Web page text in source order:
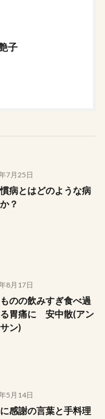
子
7月25日
病とはどのような病
？
8月17日
のの飲みすぎ食べ過
る胃痛に 安中散(アン
ン)
5月14日
感謝の言葉と手料理